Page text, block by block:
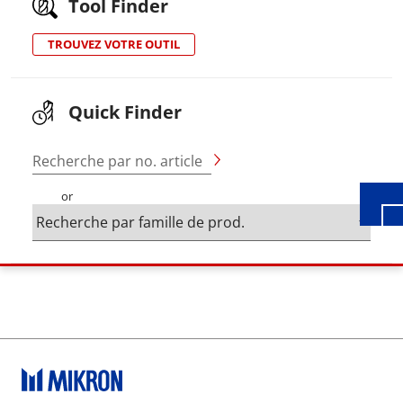
Tool Finder
TROUVEZ VOTRE OUTIL
Quick Finder
Recherche par no. article
or